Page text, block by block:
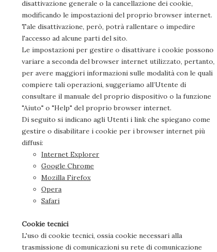
disattivazione generale o la cancellazione dei cookie,
modificando le impostazioni del proprio browser internet.
Tale disattivazione, però, potrà rallentare o impedire
l'accesso ad alcune parti del sito.
Le impostazioni per gestire o disattivare i cookie possono
variare a seconda del browser internet utilizzato, pertanto,
per avere maggiori informazioni sulle modalità con le quali
compiere tali operazioni, suggeriamo all’Utente di
consultare il manuale del proprio dispositivo o la funzione
"Aiuto" o "Help" del proprio browser internet.
Di seguito si indicano agli Utenti i link che spiegano come
gestire o disabilitare i cookie per i browser internet più
diffusi:
Internet Explorer
Google Chrome
Mozilla Firefox
Opera
Safari
Cookie tecnici
L'uso di cookie tecnici, ossia cookie necessari alla
trasmissione di comunicazioni su rete di comunicazione